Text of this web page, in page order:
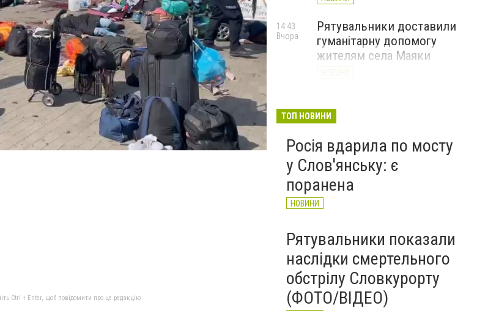
Ctrl + Enter, щоб повідомити про це редакцію
Рятувальники доставили
гуманітарну допомогу
жителям села Маяки
НОВИНИ
14:43
Вчора
онлайн-акція до Дня молоді
Вчора
ТОП НОВИНИ
Росія вдарила по мосту
у Слов'янську: є
поранена
НОВИНИ
Рятувальники показали
наслідки смертельного
обстрілу Словкурорту
(ФОТО/ВІДЕО)